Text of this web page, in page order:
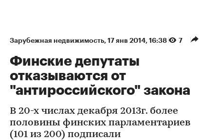
Зарубежная недвижимость⁠, 17 янв 2014, 16:38 7
Финские депутаты
отказываются от
"антироссийского" закона
В 20-х числах декабря 2013г. более
половины финских парламентариев
(101 из 200) подписали